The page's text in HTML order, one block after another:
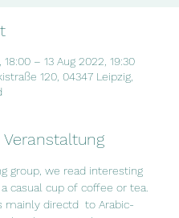
18:00 – 13 Aug 2022, 19:30
120, 04347 Leipzig,
group, we read interesting
casual cup of coffee or tea.
mainly directd  to Arabic-